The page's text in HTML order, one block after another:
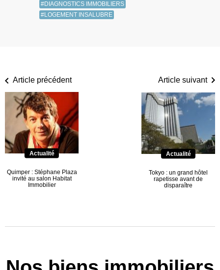
#DIAGNOSTICS IMMOBILIERS
#LOGEMENT INSALUBRE
Article précédent
Actualité
Quimper : Stéphane Plaza
invité au salon Habitat
Immobilier
Article suivant
Actualité
Tokyo : un grand hôtel
rapetisse avant de
disparaître